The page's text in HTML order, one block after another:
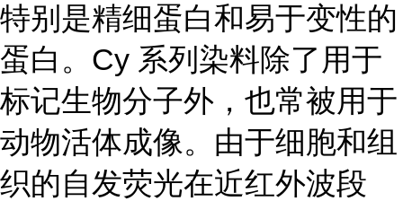
特别是精细蛋白和易于变性的
蛋白。Cy 系列染料除了用于
标记生物分子外，也常被用于
动物活体成像。由于细胞和组
织的自发荧光在近红外波段